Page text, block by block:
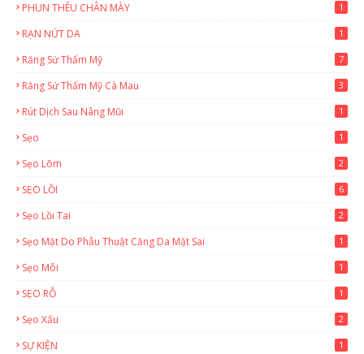
PHUN THÊU CHÂN MÀY 1
RẠN NỨT DA 1
Răng Sứ Thẩm Mỹ 7
Răng Sứ Thẩm Mỹ Cà Mau 3
Rút Dịch Sau Nâng Mũi 1
Sẹo 1
Sẹo Lõm 2
SẸO LỒI 6
Sẹo Lồi Tai 2
Sẹo Mặt Do Phẫu Thuật Căng Da Mặt Sai 1
Sẹo Môi 1
SẸO RỖ 1
Sẹo Xấu 2
SỰ KIỆN 1